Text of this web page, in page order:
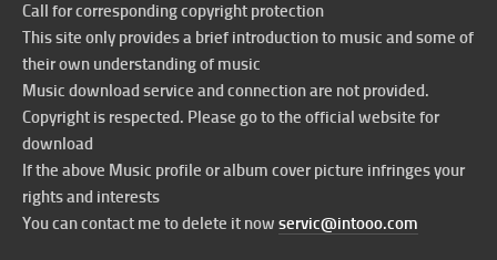
Call for corresponding copyright protection
This site only provides a brief introduction to music and some of
their own understanding of music
Music download service and connection are not provided.
Copyright is respected. Please go to the official website for
download
If the above Music profile or album cover picture infringes your
rights and interests
You can contact me to delete it now servic@intooo.com